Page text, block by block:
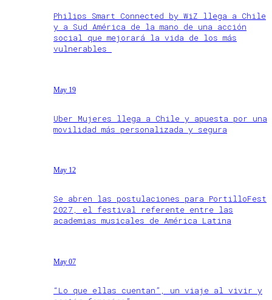
Philips Smart Connected by WiZ llega a Chile
y a Sud América de la mano de una acción
social que mejorará la vida de los más
vulnerables
May 19
Uber Mujeres llega a Chile y apuesta por una
movilidad más personalizada y segura
May 12
Se abren las postulaciones para PortilloFest
2027, el festival referente entre las
academias musicales de América Latina
May 07
“Lo que ellas cuentan”, un viaje al vivir y